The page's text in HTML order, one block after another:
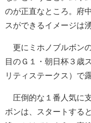
のが正直なところ。府
スができるイメージは
更にミホノブルボン
目のＧ１・朝日杯３歳
リティステークス）で
圧倒的な１番人気に
ボンは、スタートする